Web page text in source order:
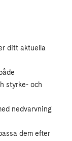
ditt aktuella
styrke- och
nedvarvning
dem efter